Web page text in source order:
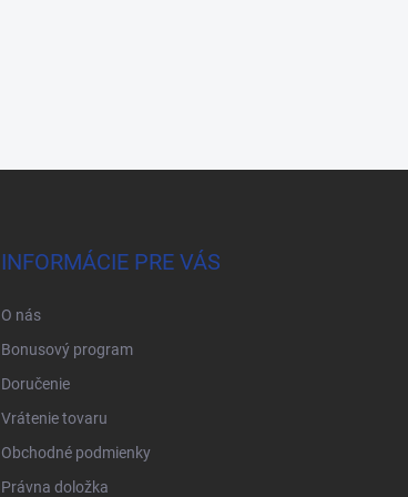
INFORMÁCIE PRE VÁS
O nás
Bonusový program
Doručenie
Vrátenie tovaru
Obchodné podmienky
Právna doložka